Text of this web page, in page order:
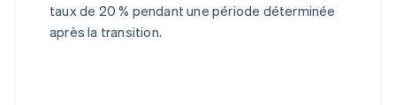
taux de 20 % pendant une période déterminée
après la transition.